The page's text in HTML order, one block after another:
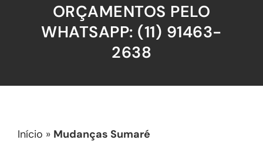
ORÇAMENTOS PELO
WHATSAPP: (11) 91463-
2638
Início » Mudanças Sumaré